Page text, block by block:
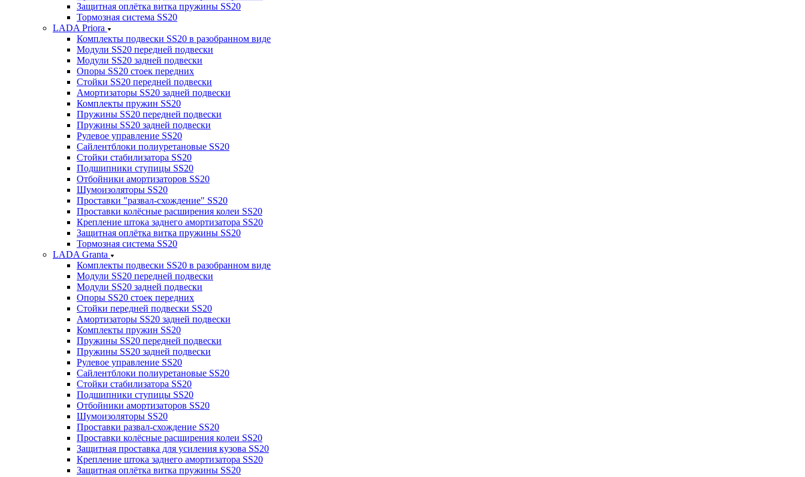
Защитная оплётка витка пружины SS20
Тормозная система SS20
LADA Priora
Комплекты подвески SS20 в разобранном виде
Модули SS20 передней подвески
Модули SS20 задней подвески
Опоры SS20 стоек передних
Стойки SS20 передней подвески
Амортизаторы SS20 задней подвески
Комплекты пружин SS20
Пружины SS20 передней подвески
Пружины SS20 задней подвески
Рулевое управление SS20
Сайлентблоки полиуретановые SS20
Стойки стабилизатора SS20
Подшипники ступицы SS20
Отбойники амортизаторов SS20
Шумоизоляторы SS20
Проставки "развал-схождение" SS20
Проставки колёсные расширения колеи SS20
Крепление штока заднего амортизатора SS20
Защитная оплётка витка пружины SS20
Тормозная система SS20
LADA Granta
Комплекты подвески SS20 в разобранном виде
Модули SS20 передней подвески
Модули SS20 задней подвески
Опоры SS20 стоек передних
Стойки передней подвески SS20
Амортизаторы SS20 задней подвески
Комплекты пружин SS20
Пружины SS20 передней подвески
Пружины SS20 задней подвески
Рулевое управление SS20
Сайлентблоки полиуретановые SS20
Стойки стабилизатора SS20
Подшипники ступицы SS20
Отбойники амортизаторов SS20
Шумоизоляторы SS20
Проставки развал-схождение SS20
Проставки колёсные расширения колеи SS20
Защитная проставка для усиления кузова SS20
Крепление штока заднего амортизатора SS20
Защитная оплётка витка пружины SS20